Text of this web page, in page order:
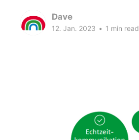
Dave
12. Jan. 2023 • 1 min read